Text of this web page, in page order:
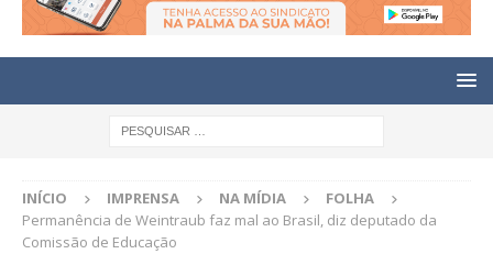
INÍCIO IMPRENSA NA MÍDIA
FOLHA
Permanência de Weintraub faz mal ao Brasil, diz deputado da
Comissão de Educação